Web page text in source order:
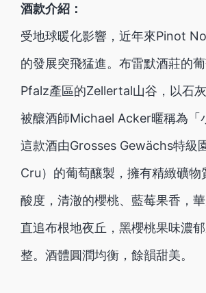
酒款介紹：
受地球暖化影響，近年來Pinot
的發展突飛猛進。布雷默酒莊的
Pfalz產區的Zellertal山谷，以石
被釀酒師Michael Acker暱稱為「
這款酒由Grosses Gewächs特級
Cru）的葡萄釀製，擁有精緻礦物
酸度，清澈的櫻桃、藍莓果香，
直追布根地夜丘，黑櫻桃果味濃
整。酒體圓潤均衡，餘韻甜美。